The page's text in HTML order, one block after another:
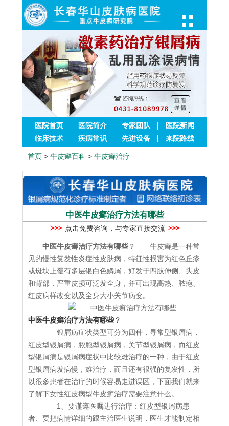
医院首页 医院简介 专家团队
医院新闻
临床技术
疾病常识 先进设备 来院路线
首页 > 牛皮癣百科 > 牛皮癣治疗
中医牛皮癣治疗方法有哪些
点击免费咨询，与专家直接交流
中医牛皮癣治疗方法有哪些 ？ 牛皮癣是一种常
见的慢性复发性炎症性皮肤病，特征性损害为红色丘疹
或斑块上覆有多层银白色鳞屑，好发于四肢伸侧、头皮
和背部，严重皮损可泛发全身，并可出现高热、脓疱、
红皮病样改变以及全身大小关节病变。
中医牛皮癣治疗方法有哪些？
银屑病症状类型可分为四种，寻常型银屑病，
红皮型银屑病，脓胞型银屑病，关节型银屑病，而红皮
型银屑病是银屑病症状中比较难治疗的一种，由于红皮
型银屑病发病慢，难治疗，而且还有很强的复发性，所
以很多患者在治疗的时候容易走进误区，下面我们就来
了解下女性红皮病型牛皮癣治疗需要注意什么。
1、要谨遵医嘱进行治疗：红皮型银屑病患
者、要把病情详细的跟主治医生说明，医生才能制定相